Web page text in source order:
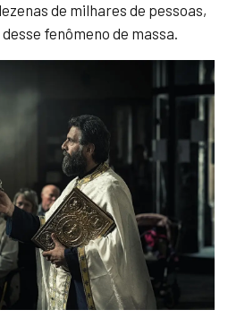
de milhares de pessoas,
fenômeno de massa.